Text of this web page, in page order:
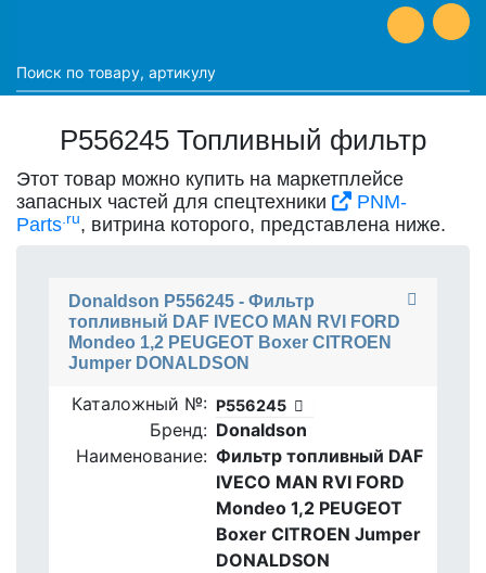
P556245 Топливный фильтр
Этот товар можно купить на маркетплейсе
запасных частей для спецтехники
PNM-
Parts.ru, витрина которого, представлена ниже.
Donaldson P556245 - Фильтр
топливный DAF IVECO MAN RVI FORD
Mondeo 1,2 PEUGEOT Boxer CITROEN
Jumper DONALDSON
Каталожный №: P556245
Бренд: Donaldson
Наименование: Фильтр топливный DAF
IVECO MAN RVI FORD
Mondeo 1,2 PEUGEOT
Boxer CITROEN Jumper
DONALDSON